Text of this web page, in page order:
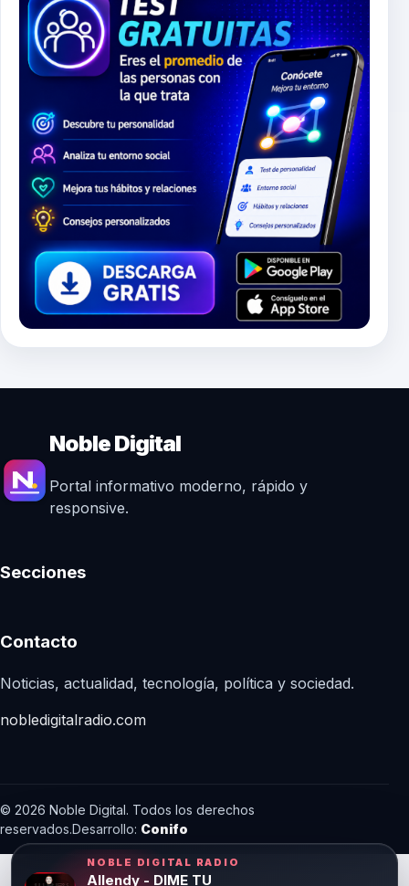
Noble Digital
Portal informativo moderno, rápido y
responsive.
Secciones
Contacto
Noticias, actualidad, tecnología, política y sociedad.
nobledigitalradio.com
© 2026 Noble Digital. Todos los derechos
reservados.Desarrollo: Conifo
NOBLE DIGITAL RADIO
Allendy - DIME TU